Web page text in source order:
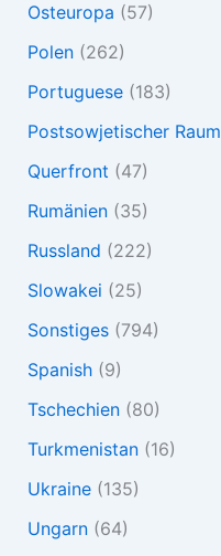
Osteuropa (57)
Polen(262)
Portuguese(183)
Postsowjetischer Raum
Querfront (47)
Rumänien(35)
Russland (222)
Slowakei (25)
Sonstiges(794)
Spanish(9)
Tschechien(80)
Turkmenistan(16)
Ukraine(135)
Ungarn(64)